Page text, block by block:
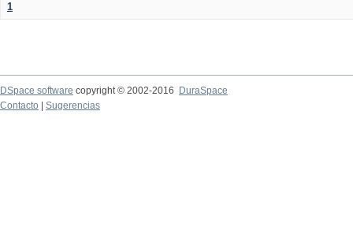
1
DSpace software copyright © 2002-2016
DuraSpace
Contacto
Sugerencias